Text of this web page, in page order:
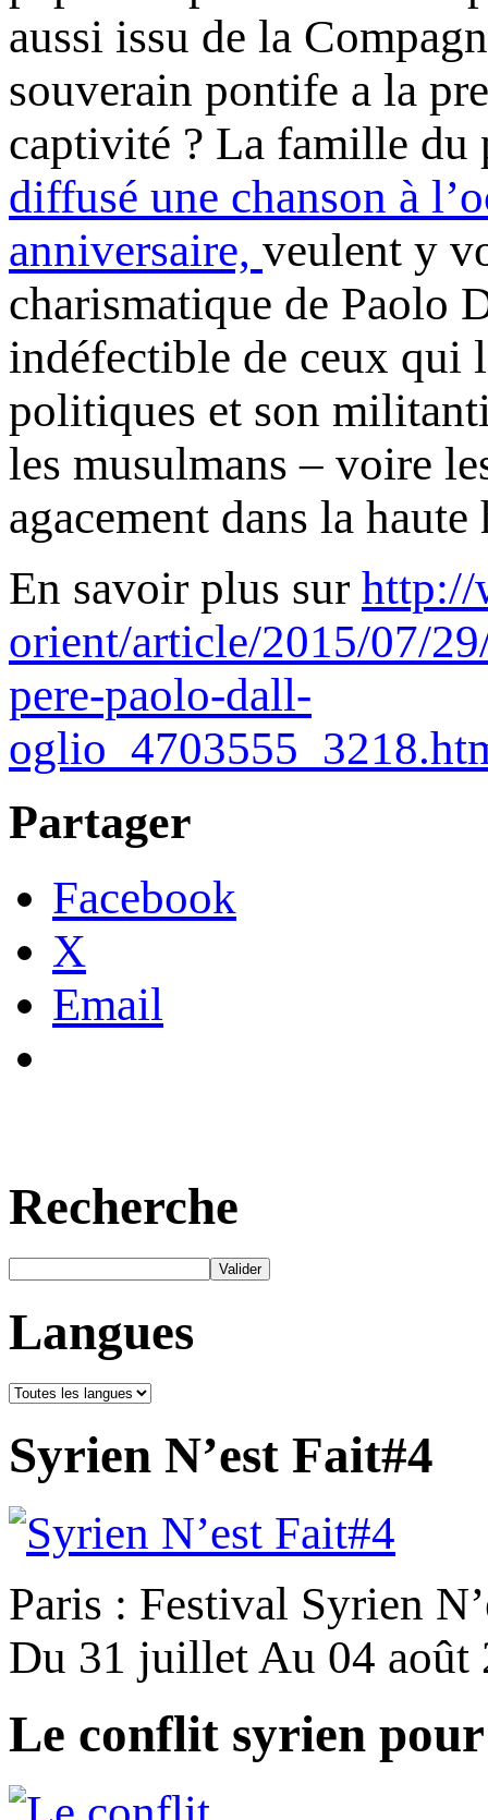
aussi issu de la
souverain pontife a la
captivité ? La famille du
diffusé une chanson à
anniversaire, veulent y
charismatique de Paolo
indéfectible de ceux qui
politiques et son
les musulmans – voire
agacement dans la
En savoir plus sur http://
orient/article/2015/07/
pere-paolo-dall-
Partager
Facebook
X
Email
Recherche
Langues
Syrien N’est Fait#4
Paris : Festival Syrien
Du 31 juillet Au 04 août
Le conflit syrien pour